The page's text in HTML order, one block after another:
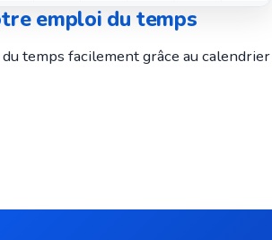
emploi du temps
temps facilement grâce au calendrier